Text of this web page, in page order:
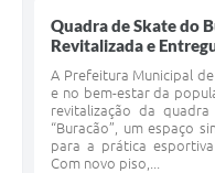
Quadra de Skate do
Revitalizada e
A Prefeitura Municipal
e no bem-estar da
revitalização da
“Buracão”, um espaço
para a prática
Com novo piso,...